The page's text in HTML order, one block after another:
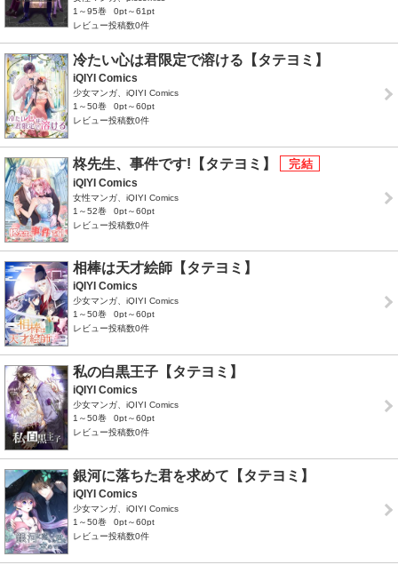
1～95巻
0pt～61pt
レビュー投稿数0件
冷たい心は君限定で溶ける【タテヨミ】
iQIYI Comics
少女マンガ、iQIYI Comics
1～50巻
0pt～60pt
レビュー投稿数0件
柊先生、事件です!【タテヨミ】
iQIYI Comics
女性マンガ、iQIYI Comics
1～52巻
0pt～60pt
レビュー投稿数0件
相棒は天才絵師【タテヨミ】
iQIYI Comics
少女マンガ、iQIYI Comics
1～50巻
0pt～60pt
レビュー投稿数0件
私の白黒王子【タテヨミ】
iQIYI Comics
少女マンガ、iQIYI Comics
1～50巻
0pt～60pt
レビュー投稿数0件
銀河に落ちた君を求めて【タテヨミ】
iQIYI Comics
少女マンガ、iQIYI Comics
1～50巻
0pt～60pt
レビュー投稿数0件